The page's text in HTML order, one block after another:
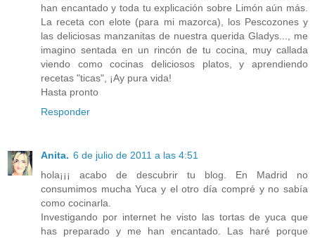
han encantado y toda tu explicación sobre Limón aún más.
La receta con elote (para mi mazorca), los Pescozones y
las deliciosas manzanitas de nuestra querida Gladys..., me
imagino sentada en un rincón de tu cocina, muy callada
viendo como cocinas deliciosos platos, y aprendiendo
recetas "ticas", ¡Ay pura vida!
Hasta pronto
Responder
Anita. 6 de julio de 2011 a las 4:51
hola¡¡¡ acabo de descubrir tu blog. En Madrid no
consumimos mucha Yuca y el otro día compré y no sabía
como cocinarla.
Investigando por internet he visto las tortas de yuca que
has preparado y me han encantado. Las haré porque